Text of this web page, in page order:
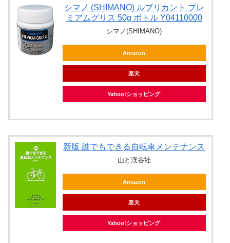
シマノ (SHIMANO) ルブリカント プレ
ミアムグリス 50g ボトル Y04110000
シマノ(SHIMANO)
Amazon
楽天
Yahoo!ショッピング
新版 誰でもできる自転車メンテナンス
山と渓谷社
Amazon
楽天
Yahoo!ショッピング